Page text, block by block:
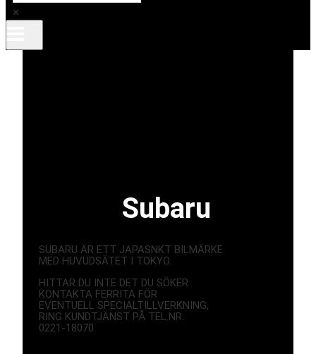
×
Subaru
SUBARU ÄR ETT JAPASNKT BILMÄRKE
MED HUVUDSÄTET I TOKYO.
HITTAR DU INTE DET DU SÖKER
KONTAKTA FERRITA FÖR
EVENTUELL SPECIALTILLVERKNING,
RING KUNDTJÄNST PÅ TEL.NR.
0221-18070